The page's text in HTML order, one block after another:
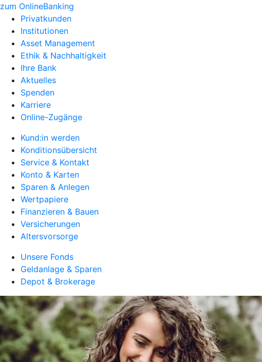
zum OnlineBanking
Privatkunden
Institutionen
Asset Management
Ethik & Nachhaltigkeit
Ihre Bank
Aktuelles
Spenden
Karriere
Online-Zugänge
Kund:in werden
Konditionsübersicht
Service & Kontakt
Konto & Karten
Sparen & Anlegen
Wertpapiere
Finanzieren & Bauen
Versicherungen
Altersvorsorge
Unsere Fonds
Geldanlage & Sparen
Depot & Brokerage